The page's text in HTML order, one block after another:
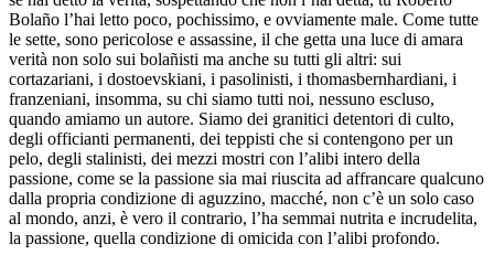
Bolaño l’hai letto poco, pochissimo, e ovviamente male. Come tutte
le sette, sono pericolose e assassine, il che getta una luce di amara
verità non solo sui bolañisti ma anche su tutti gli altri: sui
cortazariani, i dostoevskiani, i pasolinisti, i thomasbernhardiani, i
franzeniani, insomma, su chi siamo tutti noi, nessuno escluso,
quando amiamo un autore. Siamo dei granitici detentori di culto,
degli officianti permanenti, dei teppisti che si contengono per un
pelo, degli stalinisti, dei mezzi mostri con l’alibi intero della
passione, come se la passione sia mai riuscita ad affrancare qualcuno
dalla propria condizione di aguzzino, macché, non c’è un solo caso
al mondo, anzi, è vero il contrario, l’ha semmai nutrita e incrudelita,
la passione, quella condizione di omicida con l’alibi profondo.